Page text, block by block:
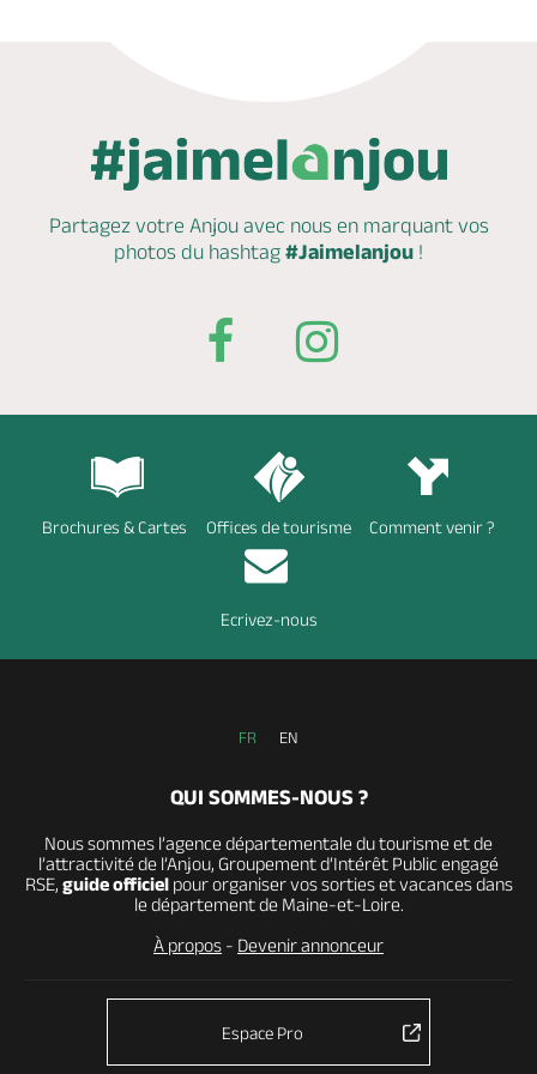
Partagez votre Anjou avec nous en marquantvos
photos du hashtag #Jaimelanjou !
Brochures & Cartes Offices de tourisme Comment venir ?
Ecrivez-nous
FR EN
QUI SOMMES-NOUS ?
Nous sommes l’agence départementale du tourisme et de
l’attractivité de l’Anjou, Groupement d’Intérêt Public engagé
RSE, guide officielpour organiser vos sorties et vacances dans
le département de Maine-et-Loire.
À propos - Devenir annonceur
Espace Pro